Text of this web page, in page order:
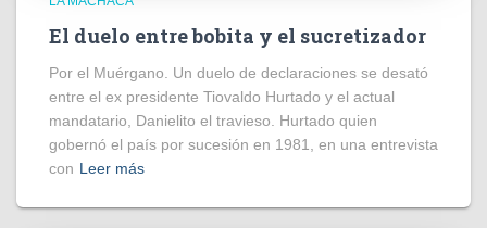
El duelo entre bobita y el sucretizador
Por el Muérgano. Un duelo de declaraciones se desató
entre el ex presidente Tiovaldo Hurtado y el actual
mandatario, Danielito el travieso. Hurtado quien
gobernó el país por sucesión en 1981, en una entrevista
con Leer más